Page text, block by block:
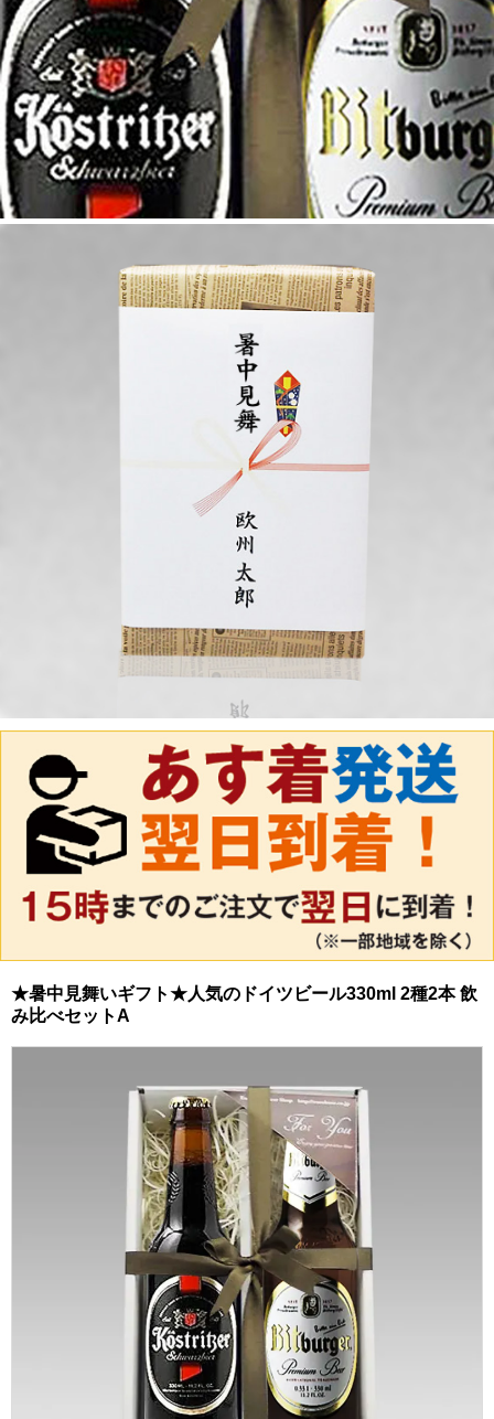
★暑中見舞いギフト★人気のドイツビール330ml 2種2本 飲
み比べセットA